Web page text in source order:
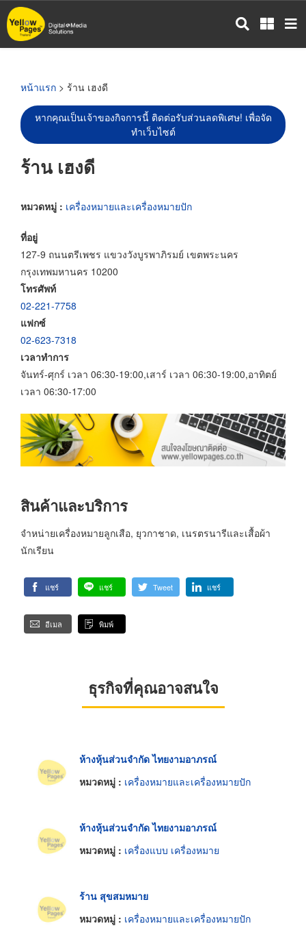
ข้าม
ไป
หน้าแรก > ร้าน เฮงดี
หากคุณเป็นเจ้าของกิจการนี้ ติดต่อรับส่วนลดพิเศษ! เพื่อจัด
ทำเว็บไซต์
ร้าน เฮงดี
หมวดหมู่ : เครื่องหมายและเครื่องหมายปัก
ที่อยู่
127-9 ถนนตรีเพชร แขวงวังบูรพาภิรมย์ เขตพระนคร
กรุงเทพมหานคร 10200
โทรศัพท์
02-221-7758
แฟกซ์
02-623-7318
เวลาทำการ
จันทร์-ศุกร์ เวลา 06:30-19:00,เสาร์ เวลา 06:30-19:00,อาทิตย์
เวลา 06:30-17:00
สินค้าและบริการ
จำหน่ายเครื่องหมายลูกเสือ, ยุวกาชาด, เนรตรนารีและเสื้อผ้า
นักเรียน
แชร์ แชร์ Tweet แชร์
อีเมล พิมพ์
ธุรกิจที่คุณอาจสนใจ
ห้างหุ้นส่วนจำกัด ไทยงามอาภรณ์
หมวดหมู่ : เครื่องหมายและเครื่องหมายปัก
ห้างหุ้นส่วนจำกัด ไทยงามอาภรณ์
หมวดหมู่ : เครื่องแบบ เครื่องหมาย
ร้าน สุขสมหมาย
หมวดหมู่ : เครื่องหมายและเครื่องหมายปัก